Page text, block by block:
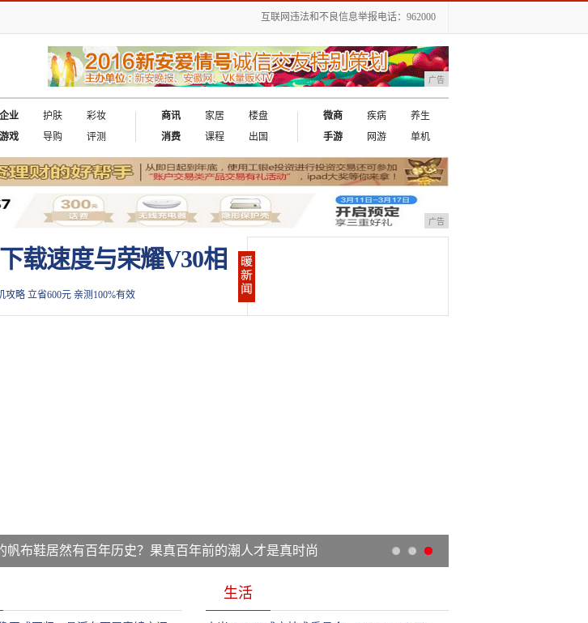
互联网违法和不良信息举报电话：962000
广告
企业 护肤
彩妆
游戏
导购 评测
商讯 家居
楼盘
消费
课程 出国
微商 疾病
养生
手游
网游 单机
广告
载速度与荣耀V30相
攻略 立省600元 亲测100%有效
帆布鞋居然有百年历史？果真百年前的潮人才是真时尚
生活